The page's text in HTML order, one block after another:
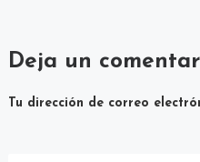
Deja un
Tu dirección de correo